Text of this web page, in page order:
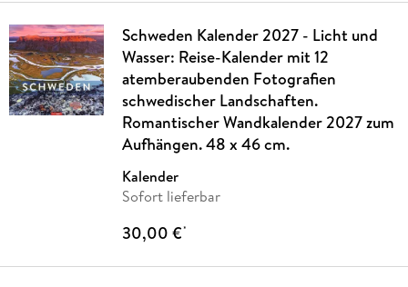
Schweden Kalender 2027 - Licht und
Wasser: Reise-Kalender mit 12
atemberaubenden Fotografien
schwedischer Landschaften.
Romantischer Wandkalender 2027 zum
Aufhängen. 48 x 46 cm.
Kalender
Sofort lieferbar
30,00 €*